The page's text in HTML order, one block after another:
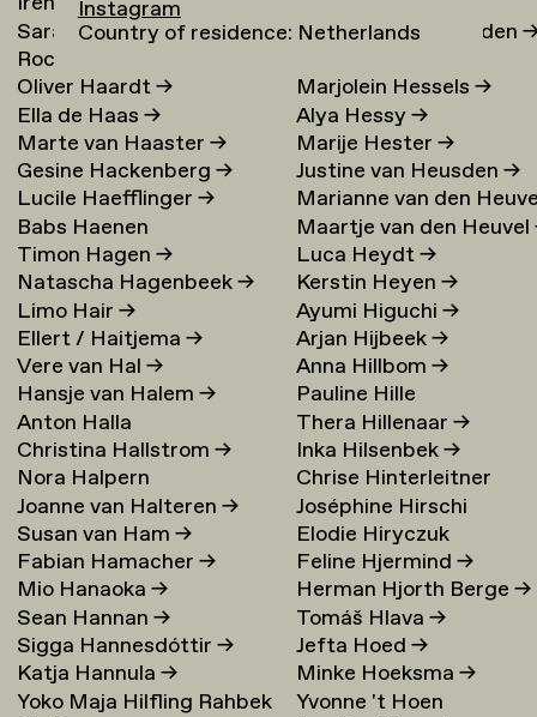
Sarai de Haan →
Rocco Enzo ter Haar
Oliver Haardt→
Ella de Haas→
Marte van Haaster→
Gesine Hackenberg→
Lucile Haefflinger→
Babs Haenen
Timon Hagen→
Natascha Hagenbeek→
Limo Hair→
Ellert / Haitjema→
Vere van Hal→
Hansje van Halem→
Anton Halla
Christina Hallstrom→
Nora Halpern
Joanne van Halteren→
Susan van Ham→
Fabian Hamacher→
Mio Hanaoka→
Sean Hannan→
Sigga Hannesdóttir→
Katja Hannula→
Yoko Maja Hilfling Rahbek
Melle van Herwaarden
Marjolein Hessels→
Alya Hessy→
Marije Hester→
Justine van Heusden→
Marianne van den
→
Maartje van den Heuvel
Luca Heydt→
Kerstin Heyen→
Ayumi Higuchi→
Arjan Hijbeek→
Anna Hillbom→
Pauline Hille
Thera Hillenaar→
Inka Hilsenbek→
Chrise Hinterleitner
Joséphine Hirschi
Elodie Hiryczuk
Feline Hjermind→
Herman Hjorth Berge→
Tomáš Hlava→
Jefta Hoed→
Minke Hoeksma→
Yvonne 't Hoen
Instagram
Country of residence: Netherlands